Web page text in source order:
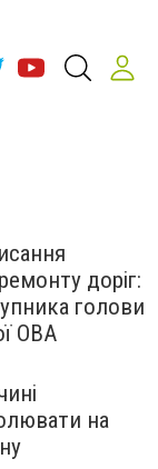
доріг:
голови
ОВА
на